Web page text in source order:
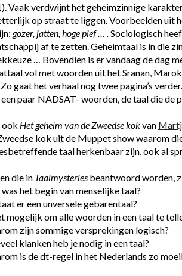
Vaak verdwijnt het geheimzinnige
op straat te liggen. Voorbeelden uit
gozer, jatten, hoge pief … . Sociologisch
af te zetten. Geheimtaal is in die
… Bovendien is er vandaag de dag
vol met woorden uit het Sranan,
gaat het verhaal nog twee pagina’s
paar NADSAT- woorden, de taal die de
ook Het geheim van de Zweedse kok van
kok uit de Muppet show waarom
taal herkenbaar zijn, ook al
die in Taalmysteries beantwoord worden,
was het begin van menselijke taal?
er een unversele gebarentaal?
mogelijk om alle woorden in een taal te
zijn sommige versprekingen logisch?
klanken heb je nodig in een taal?
is de dt-regel in het Nederlands zo